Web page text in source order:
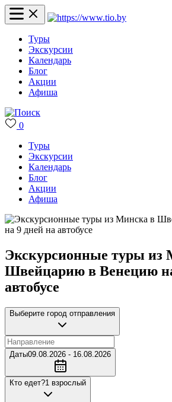
Туры
Экскурсии
Календарь
Блог
Акции
Афиша
0
Туры
Экскурсии
Календарь
Блог
Акции
Афиша
Экскурсионные туры из
Швейцарию в Венецию
автобусе
Выберите город отправления
Даты09.08.2026 - 16.08.2026
Кто едет?1 взрослый